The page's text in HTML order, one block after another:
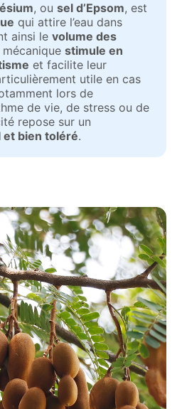
, ousel d’Epsom, est
qui attire l’eau dans
ainsi levolume des
mécaniquestimule en
et facilite leur
utile en cas
lors de
de vie, de stress ou de
repose sur un
et bien toléré.